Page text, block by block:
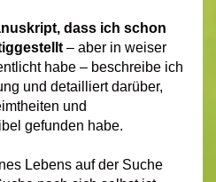
dass ich schon
– aber in weiser
habe – beschreibe ich
und detailliert darüber,
und
gefunden habe.
Lebens auf der Suche